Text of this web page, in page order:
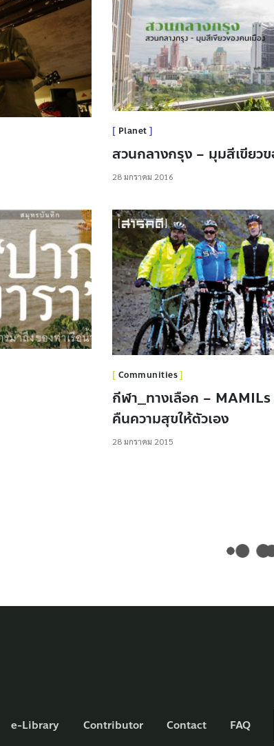
Planet
สวนกลางกรุง – มุมสีเขียว
28 มกราคม 2016
Communities
กีฬา_ทางเลือก – MAMILs
คืนความสุขให้ตัวเอง
28 มกราคม 2015
e-Library Contributor Contact FAQ